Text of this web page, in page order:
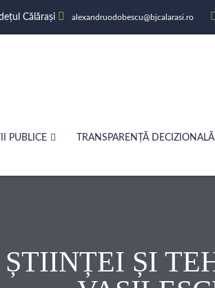
Călărași alexandruodobescu@bjcalarasi.ro
PUBLICE TRANSPARENȚĂ DECIZIONALĂ
ȘI